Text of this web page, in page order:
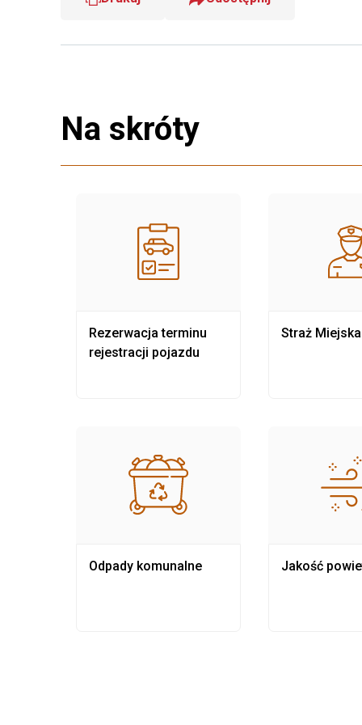
Na skróty
Rezerwacja terminu
rejestracji pojazdu
Odpady komunalne
Straż Miejska
Jakość